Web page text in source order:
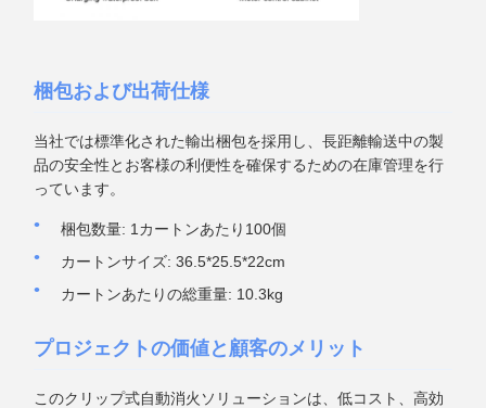
梱包および出荷仕様
当社では標準化された輸出梱包を採用し、長距離輸送中の製
品の安全性とお客様の利便性を確保するための在庫管理を行
っています。
梱包数量: 1カートンあたり100個
カートンサイズ: 36.5*25.5*22cm
カートンあたりの総重量: 10.3kg
プロジェクトの価値と顧客のメリット
このクリップ式自動消火ソリューションは、低コスト、高効